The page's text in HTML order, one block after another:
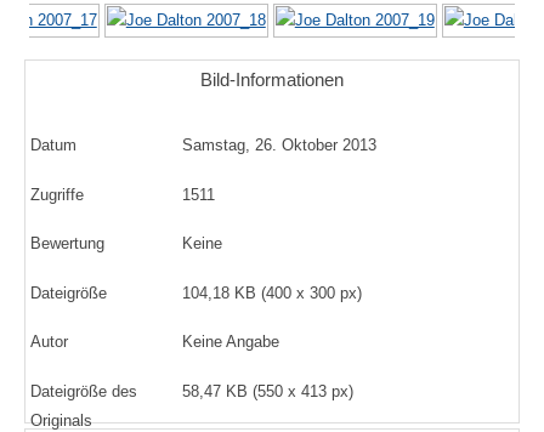
Bild-Informationen
Datum Samstag, 26. Oktober 2013
Zugriffe 1511
Bewertung Keine
Dateigröße 104,18 KB (400 x 300 px)
Autor Keine Angabe
Dateigröße des
Originals
58,47 KB (550 x 413 px)